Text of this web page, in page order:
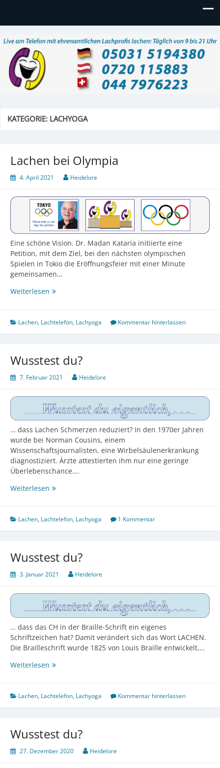
Lachtelefon
Live am Telefon mit ehrenamtlichen Lachprofis lachen:
Täglich 9 – 21 Uhr, auch am Wochenende
KATEGORIE: LACHYOGA
Lachen bei Olympia
4. April 2021 Heidelore
Eine schöne Vision. Dr. Madan Kataria initiierte eine
Petition, mit dem Ziel, bei den nächsten olympischen
Spielen in Tokio die Eröffnungsfeier mit einer Minute
gemeinsamen…
Weiterlesen Lachen
Lachen, Lachtelefon, Lachyoga Kommentar hinterlassen
Wusstest du?
7. Februar 2021 Heidelore
… dass Lachen Schmerzen reduziert? In den 1970er Jahren
wurde bei Norman Cousins, einem
Wissenschaftsjournalisten, eine Wirbelsäulenerkrankung
diagnostiziert. Ärzte attestierten ihm nur eine geringe
Überlebenschance….
Weiterlesen Wusstest
Lachen, Lachtelefon, Lachyoga 1 Kommentar
Wusstest du?
3. Januar 2021 Heidelore
… dass das CH in der Braille-Schrift ein eigenes
Schriftzeichen hat? Damit verändert sich das Wort LACHEN.
Die Brailleschrift wurde 1825 von Louis Braille entwickelt,…
Weiterlesen Wusstest
Lachen, Lachtelefon, Lachyoga Kommentar hinterlassen
Wusstest du?
27. Dezember 2020 Heidelore